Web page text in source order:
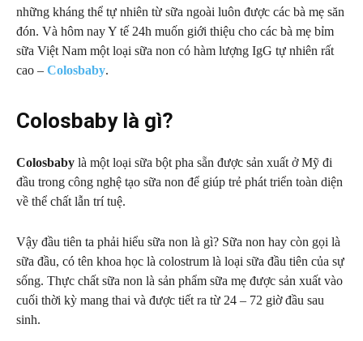
những kháng thể tự nhiên từ sữa ngoài luôn được các bà mẹ săn
đón. Và hôm nay Y tế 24h muốn giới thiệu cho các bà mẹ bỉm
sữa Việt Nam một loại sữa non có hàm lượng IgG tự nhiên rất
cao – Colosbaby.
Colosbaby là gì?
Colosbaby là một loại sữa bột pha sẵn được sản xuất ở Mỹ đi
đầu trong công nghệ tạo sữa non để giúp trẻ phát triển toàn diện
về thể chất lẫn trí tuệ.
Vậy đầu tiên ta phải hiểu sữa non là gì? Sữa non hay còn gọi là
sữa đầu, có tên khoa học là colostrum là loại sữa đầu tiên của sự
sống. Thực chất sữa non là sản phẩm sữa mẹ được sản xuất vào
cuối thời kỳ mang thai và được tiết ra từ 24 – 72 giờ đầu sau
sinh.